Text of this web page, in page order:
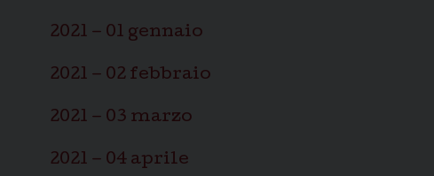
2021 – 01 gennaio
2021 – 02 febbraio
2021 – 03 marzo
2021 – 04 aprile